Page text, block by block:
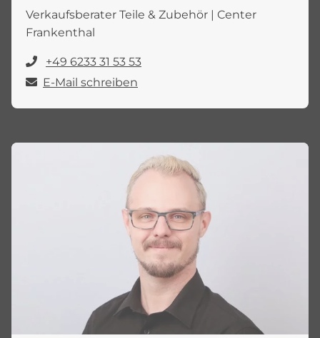
Verkaufsberater Teile & Zubehör | Center
Frankenthal
+49 6233 31 53 53
E-Mail schreiben